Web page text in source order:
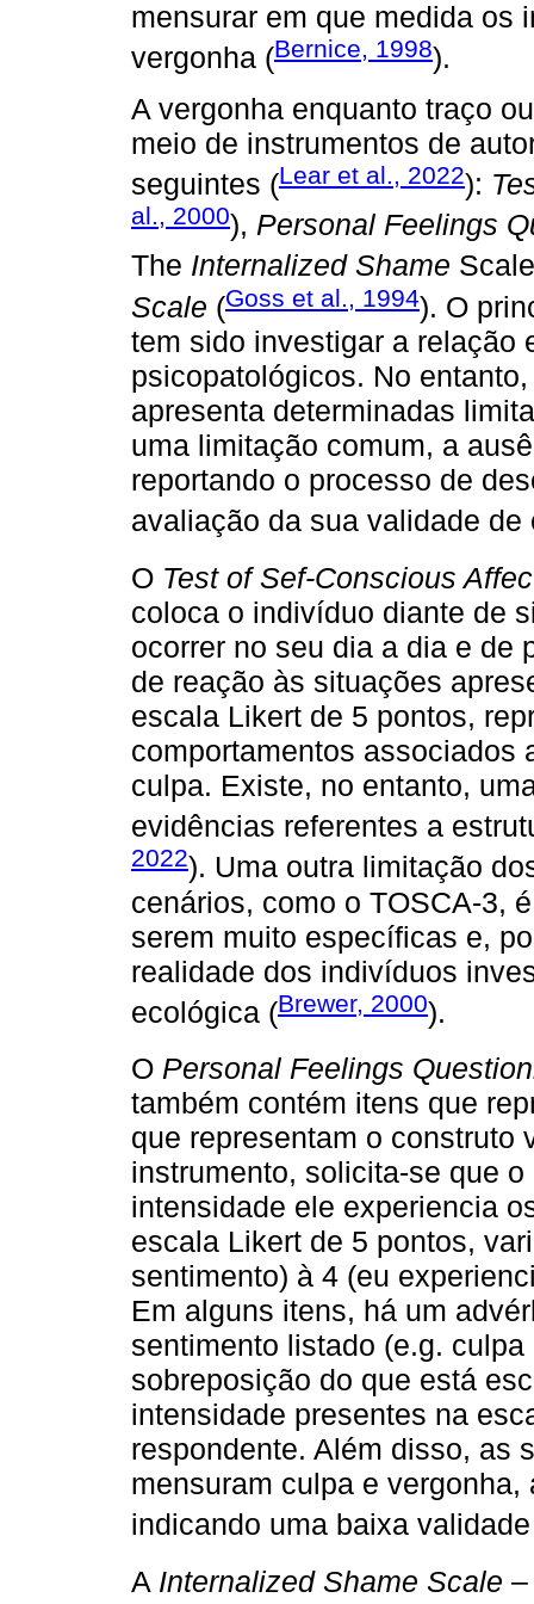
mensurar em que medida os
vergonha (Bernice, 1998).
A vergonha enquanto traço
meio de instrumentos de
seguintes (Lear et al., 2022):
al., 2000), Personal Feelings
The Internalized Shame
Scale (Goss et al., 1994). O
tem sido investigar a relação
psicopatológicos. No
apresenta determinadas
uma limitação comum, a
reportando o processo de
avaliação da sua validade de
O Test of Sef-Conscious
coloca o indivíduo diante de
ocorrer no seu dia a dia e de
de reação às situações
escala Likert de 5 pontos,
comportamentos associados
culpa. Existe, no entanto,
evidências referentes a
2022). Uma outra limitação
cenários, como o TOSCA-3,
serem muito específicas e,
realidade dos indivíduos
ecológica (Brewer, 2000).
O Personal Feelings
também contém itens que
que representam o construto
instrumento, solicita-se que
intensidade ele experiencia
escala Likert de 5 pontos,
sentimento) à 4 (eu
Em alguns itens, há um
sentimento listado (e.g.
sobreposição do que está
intensidade presentes na
respondente. Além disso, as
mensuram culpa e
indicando uma baixa
A Internalized Shame Scale –